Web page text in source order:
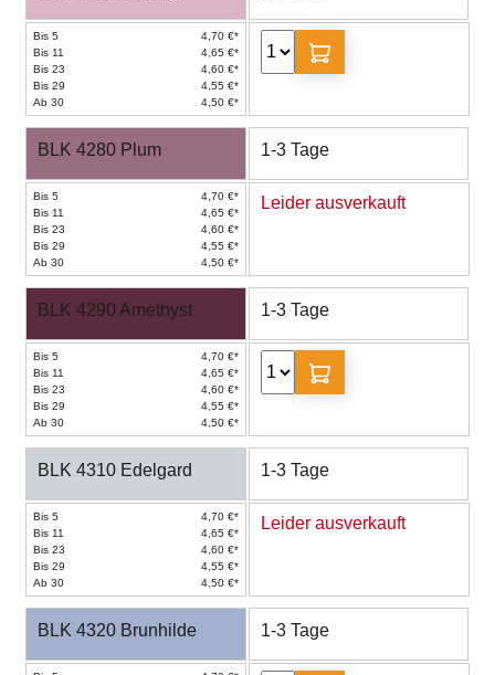
Bis 5
4,70 €*
Bis 11
4,65 €*
Bis 23
4,60 €*
Bis 29
4,55 €*
Ab 30
4,50 €*
BLK 4280 Plum 1-3 Tage
Bis 5
4,70 €*
Bis 11
4,65 €*
Bis 23
4,60 €*
Bis 29
4,55 €*
Ab 30
4,50 €*
Leider ausverkauft
BLK 4290 Amethyst 1-3 Tage
Bis 5
4,70 €*
Bis 11
4,65 €*
Bis 23
4,60 €*
Bis 29
4,55 €*
Ab 30
4,50 €*
BLK 4310 Edelgard 1-3 Tage
Bis 5
4,70 €*
Bis 11
4,65 €*
Bis 23
4,60 €*
Bis 29
4,55 €*
Ab 30
4,50 €*
Leider ausverkauft
BLK 4320 Brunhilde 1-3 Tage